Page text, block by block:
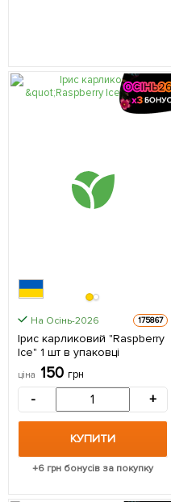
На Осінь-2026 175867
Ірис карликовий "Raspberry
Ice" 1 шт в упаковці
ціна 150 грн
- +
КУПИТИ
+6 грн бонусів за покупку